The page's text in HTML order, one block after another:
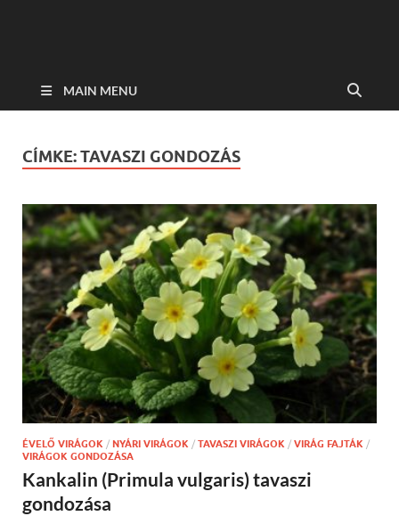
MAIN MENU
CÍMKE:TAVASZI GONDOZÁS
ÉVELŐ VIRÁGOK / NYÁRI VIRÁGOK / TAVASZI VIRÁGOK / VIRÁG FAJTÁK /
VIRÁGOK GONDOZÁSA
Kankalin (Primula vulgaris) tavaszi
gondozása